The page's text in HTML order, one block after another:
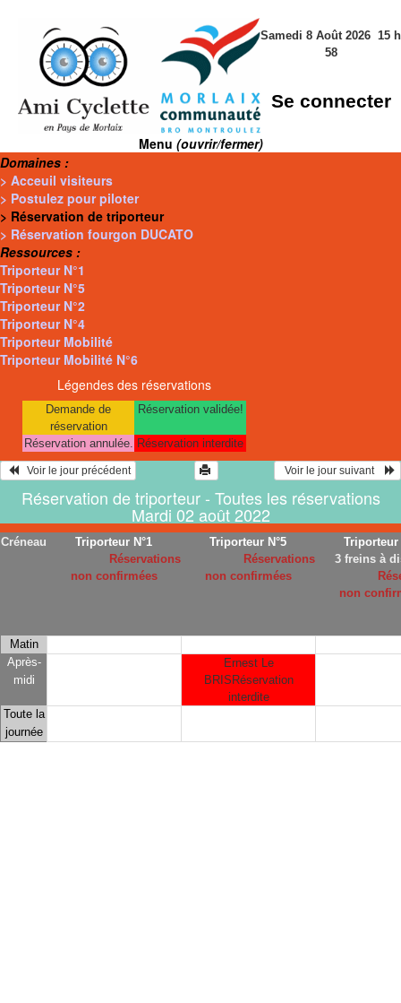
Samedi 8 Août 2026 15 h
58
Se connecter
Menu (ouvrir/fermer)
Domaines :
> Acceuil visiteurs
> Postulez pour piloter
> Réservation de triporteur
> Réservation fourgon DUCATO
Ressources :
Triporteur N°1
Triporteur N°5
Triporteur N°2
Triporteur N°4
Triporteur Mobilité
Triporteur Mobilité N°6
Légendes des réservations
Demande de
réservation
Réservation validée!
Réservation annulée. Réservation interdite
   Voir le jour précédent
  Voir le jour suivant
Réservation de triporteur - Toutes les réservations
Mardi 02 août 2022
Créneau
Triporteur N°1
Réservations
non confirmées
Triporteur N°5
Réservations
non confirmées
Triporteur
3 freins à
non
Matin
Après-
midi
Ernest Le
BRISRéservation
interdite
Toute la
journée